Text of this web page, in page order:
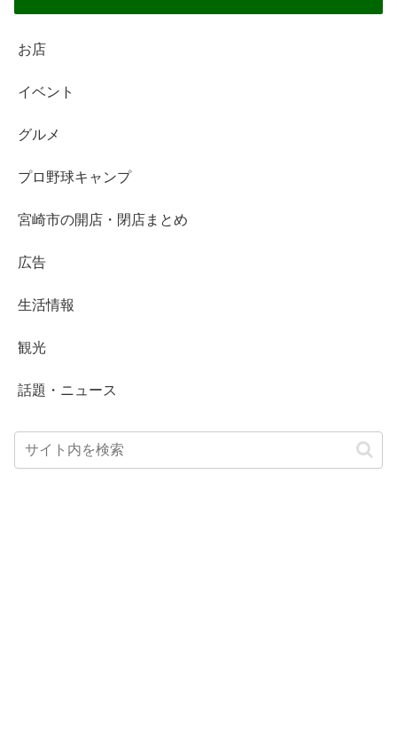
お店
イベント
グルメ
プロ野球キャンプ
宮崎市の開店・閉店まとめ
広告
生活情報
観光
話題・ニュース